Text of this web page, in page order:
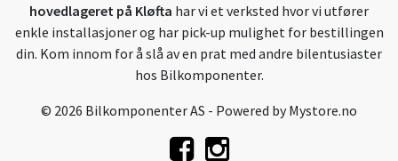
hovedlageret på Kløfta har vi et verksted hvor vi utfører
enkle installasjoner og har pick-up mulighet for bestillingen
din. Kom innom for å slå av en prat med andre bilentusiaster
hos Bilkomponenter.
© 2026 Bilkomponenter AS - Powered byMystore.no